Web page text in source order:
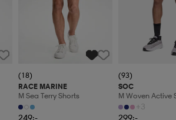
(18)
RACE MARINE
M Sea Terry Shorts
249:-
(93)
SOC
M Woven Active
+3
299:-